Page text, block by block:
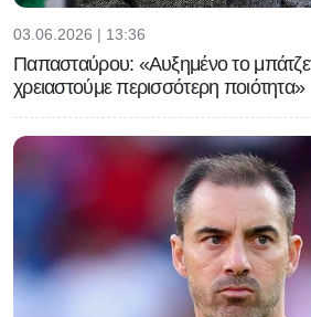
03.06.2026 | 13:36
Παπασταύρου: «Αυξημένο το
χρειαστούμε περισσότερη ποιότητα»